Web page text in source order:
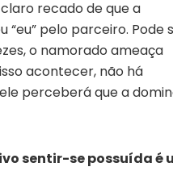
recado de que a
pelo parceiro. Pode
o namorado ameaça
acontecer, não há
perceberá que a
sentir-se possuída é